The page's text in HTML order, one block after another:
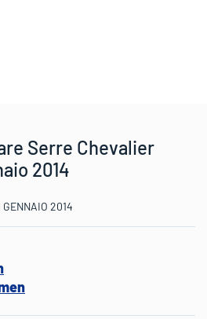
Serre Chevalier
2014
GENNAIO 2014